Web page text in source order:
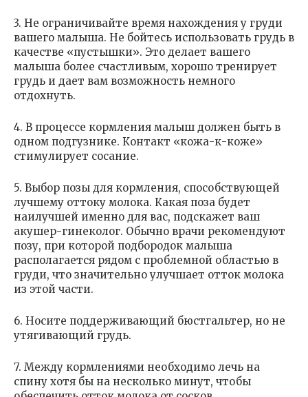
3. Не ограничивайте время нахождения у груди
вашего малыша. Не бойтесь использовать грудь в
качестве «пустышки». Это делает вашего
малыша более счастливым, хорошо тренирует
грудь и дает вам возможность немного
отдохнуть.
4. В процессе кормления малыш должен быть в
одном подгузнике. Контакт «кожа-к-коже»
стимулирует сосание.
5. Выбор позы для кормления, способствующей
лучшему оттоку молока. Какая поза будет
наилучшей именно для вас, подскажет ваш
акушер-гинеколог. Обычно врачи рекомендуют
позу, при которой подбородок малыша
располагается рядом с проблемной областью в
груди, что значительно улучшает отток молока
из этой части.
6. Носите поддерживающий бюстгальтер, но не
утягивающий грудь.
7. Между кормлениями необходимо лечь на
спину хотя бы на несколько минут, чтобы